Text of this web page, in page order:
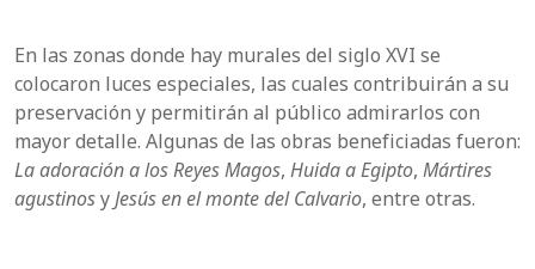
En las zonas donde hay murales del siglo XVI se
colocaron luces especiales, las cuales contribuirán a su
preservación y permitirán al público admirarlos con
mayor detalle. Algunas de las obras beneficiadas fueron:
La adoración a los Reyes Magos, Huida a Egipto, Mártires
agustinosyJesús en el monte del Calvario, entre otras.